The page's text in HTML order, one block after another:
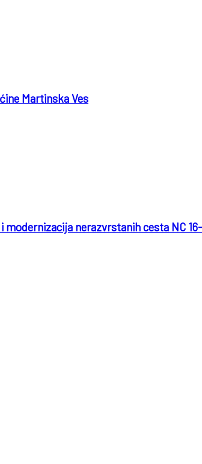
Martinska Ves
nerazvrstanih cesta NC